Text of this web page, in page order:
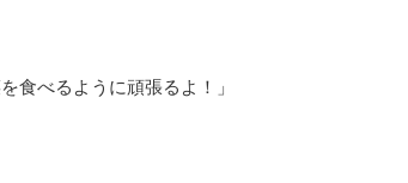
食べるように頑張るよ！」